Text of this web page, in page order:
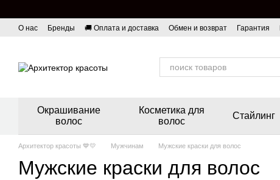
О нас Бренды 🚚 Оплата и доставка Обмен и возврат Гарантия
Окрашивание
волос
Косметика для
волос
Стайлинг
Архитектор красоты 💙💛 Мужчинам Мужские краски для волос
Мужские краски для волос